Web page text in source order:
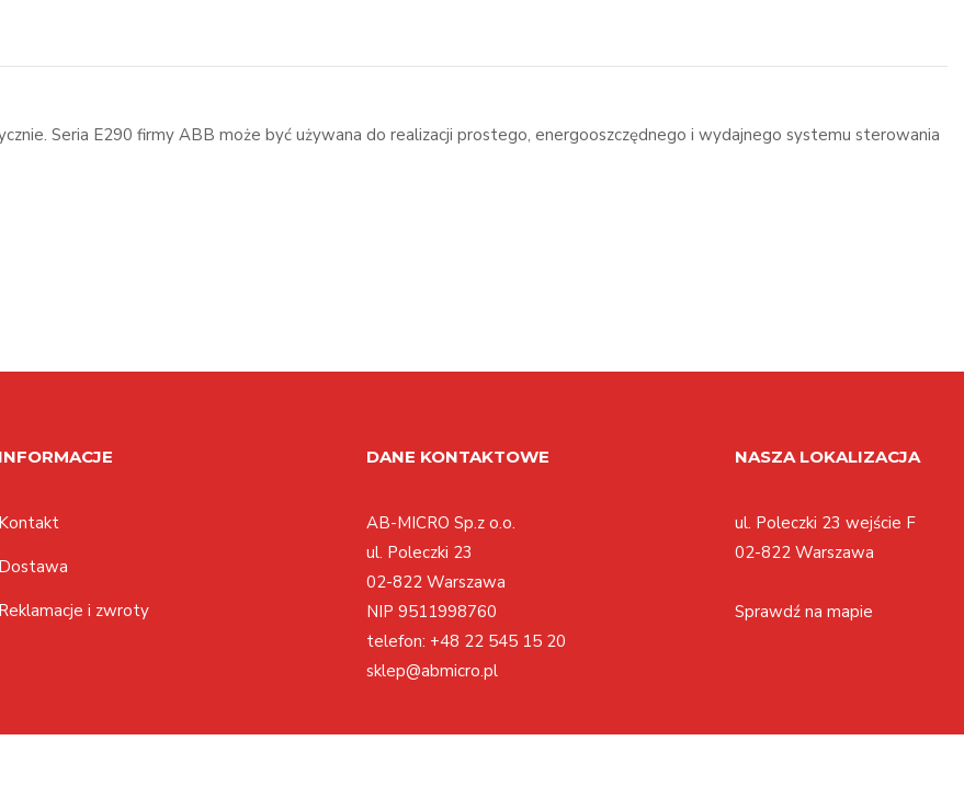
Seria E290 firmy ABB może być używana do realizacji prostego, energooszczędnego i wydajnego systemu sterowania
INFORMACJE
Kontakt
Dostawa
Reklamacje i zwroty
DANE KONTAKTOWE
AB-MICRO Sp.z o.o.
ul. Poleczki 23
02-822 Warszawa
NIP 9511998760
telefon: +48 22 545 15 20
sklep@abmicro.pl
NASZA LOKALIZACJA
ul. Poleczki 23 wejście F
02-822 Warszawa
Sprawdź na mapie